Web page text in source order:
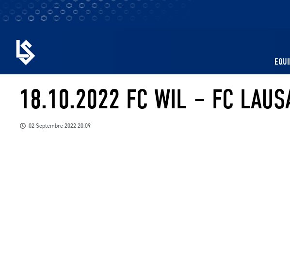
18.10.2022 FC WIL – FC
02 Septembre 2022 20:09